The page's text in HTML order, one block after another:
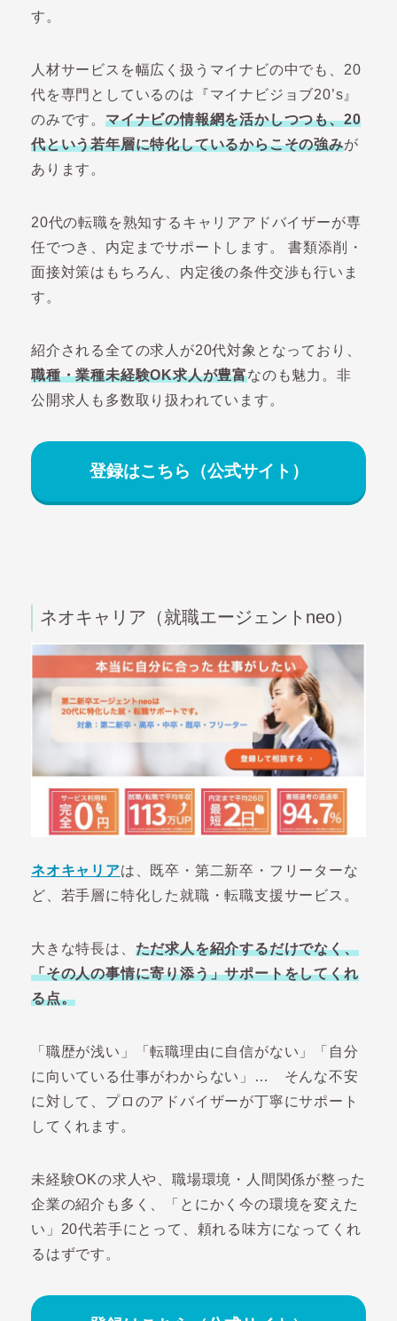
す。
人材サービスを幅広く扱うマイナビの中でも、20
代を専門としているのは『マイナビジョブ20’s』
のみです。 マイナビの情報網を活かしつつも、20
代という若年層に特化しているからこその強みが
あります。
20代の転職を熟知するキャリアアドバイザーが専
任でつき、内定までサポートします。 書類添削・
面接対策はもちろん、内定後の条件交渉も行いま
す。
紹介される全ての求人が20代対象となっており、
職種・業種未経験OK求人が豊富なのも魅力。非
公開求人も多数取り扱われています。
登録はこちら（公式サイト）
ネオキャリア（就職エージェントneo）
ネオキャリアは、既卒・第二新卒・フリーターな
ど、若手層に特化した就職・転職支援サービス。
大きな特長は、 ただ求人を紹介するだけでなく、
「その人の事情に寄り添う」サポートをしてくれ
る点。
「職歴が浅い」「転職理由に自信がない」「自分
に向いている仕事がわからない」… そんな不安
に対して、プロのアドバイザーが丁寧にサポート
してくれます。
未経験OKの求人や、職場環境・人間関係が整った
企業の紹介も多く、「とにかく今の環境を変えた
い」20代若手にとって、頼れる味方になってくれ
るはずです。